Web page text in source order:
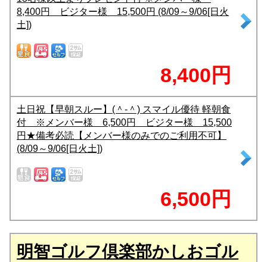
8,400円 ビジター様 15,500円 (8/09～9/06[日火
土])
8,400円
土日祝【早朝スルー】(＾-＾) スマイル優待 軽朝食
付 ※メンバー様 6,500円 ビジター様 15,500
円★備考必読【メンバー様のみでのご利用不可】
(8/09～9/06[日火土])
6,500円
明智ゴルフ倶楽部かしおゴル